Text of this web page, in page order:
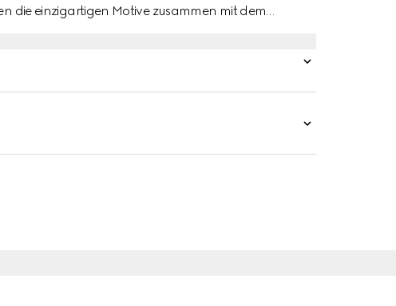
die einzigartigen Motive zusammen mit dem